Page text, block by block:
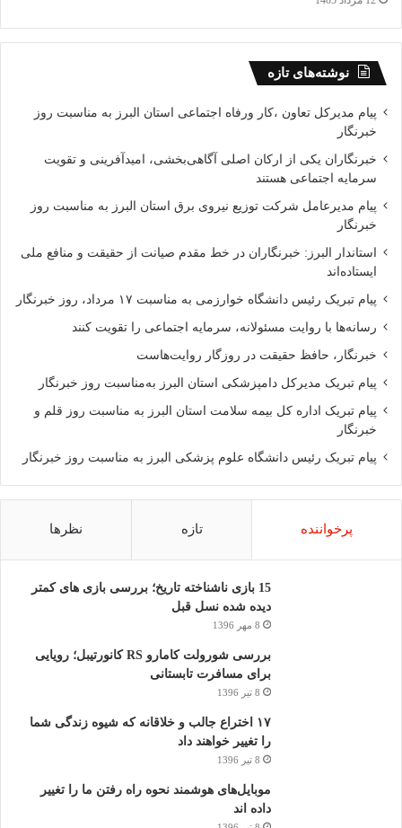
نوشته‌های تازه
پیام مدیرکل تعاون ،کار ورفاه اجتماعی استان البرز به مناسبت روز
خبرنگار
خبرنگاران یکی از ارکان اصلی آگاهی‌بخشی، امیدآفرینی و تقویت
سرمایه اجتماعی هستند
پیام مدیرعامل شرکت توزیع نیروی برق استان البرز به مناسبت روز
خبرنگار
استاندار البرز: خبرنگاران در خط مقدم صیانت از حقیقت و منافع ملی
ایستاده‌اند
پیام تبریک رئیس دانشگاه خوارزمی به مناسبت ۱۷ مرداد، روز خبرنگار
رسانه‌ها با روایت مسئولانه، سرمایه اجتماعی را تقویت کنند
خبرنگار، حافظ حقیقت در روزگار روایت‌هاست
پیام تبریک مدیرکل دامپزشکی استان البرز به‌مناسبت روز خبرنگار
پیام تبریک اداره کل بیمه سلامت استان البرز به مناسبت روز قلم و
خبرنگار
پیام تبریک رئیس دانشگاه علوم پزشکی البرز به مناسبت روز خبرنگار
پرخواننده تازه نظرها
15 بازی ناشناخته تاریخ؛ بررسی بازی های کمتر
دیده شده نسل قبل
8 مهر 1396
بررسی شورولت کامارو RS کانورتیبل؛ رویایی
برای مسافرت تابستانی
8 تیر 1396
۱۷ اختراع جالب و خلاقانه که شیوه زندگی شما
را تغییر خواهند داد
8 تیر 1396
موبایل‌های هوشمند نحوه راه رفتن ما را تغییر
داده اند